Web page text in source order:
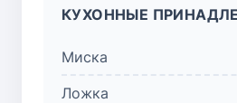
КУХОННЫЕ
Миска
Ложка